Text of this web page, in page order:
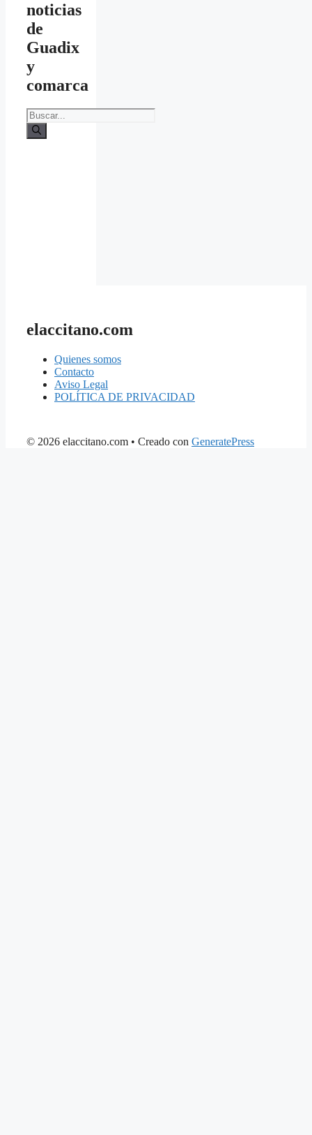
noticias
de
Guadix
y
comarca
Buscar:
elaccitano.com
Quienes somos
Contacto
Aviso Legal
POLÍTICA DE PRIVACIDAD
© 2026 elaccitano.com • Creado con GeneratePress